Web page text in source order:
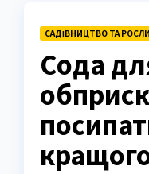
САДІВНИЦТВО ТА
Сода